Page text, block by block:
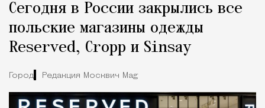
Сегодня в России закрылись все
польские магазины одежды
Reserved, Cropp и Sinsay
Город Редакция Москвич Mag